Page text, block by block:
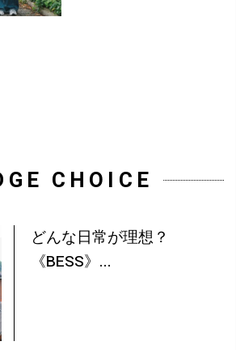
CHOICE
どんな日常が理想？
《BESS》...